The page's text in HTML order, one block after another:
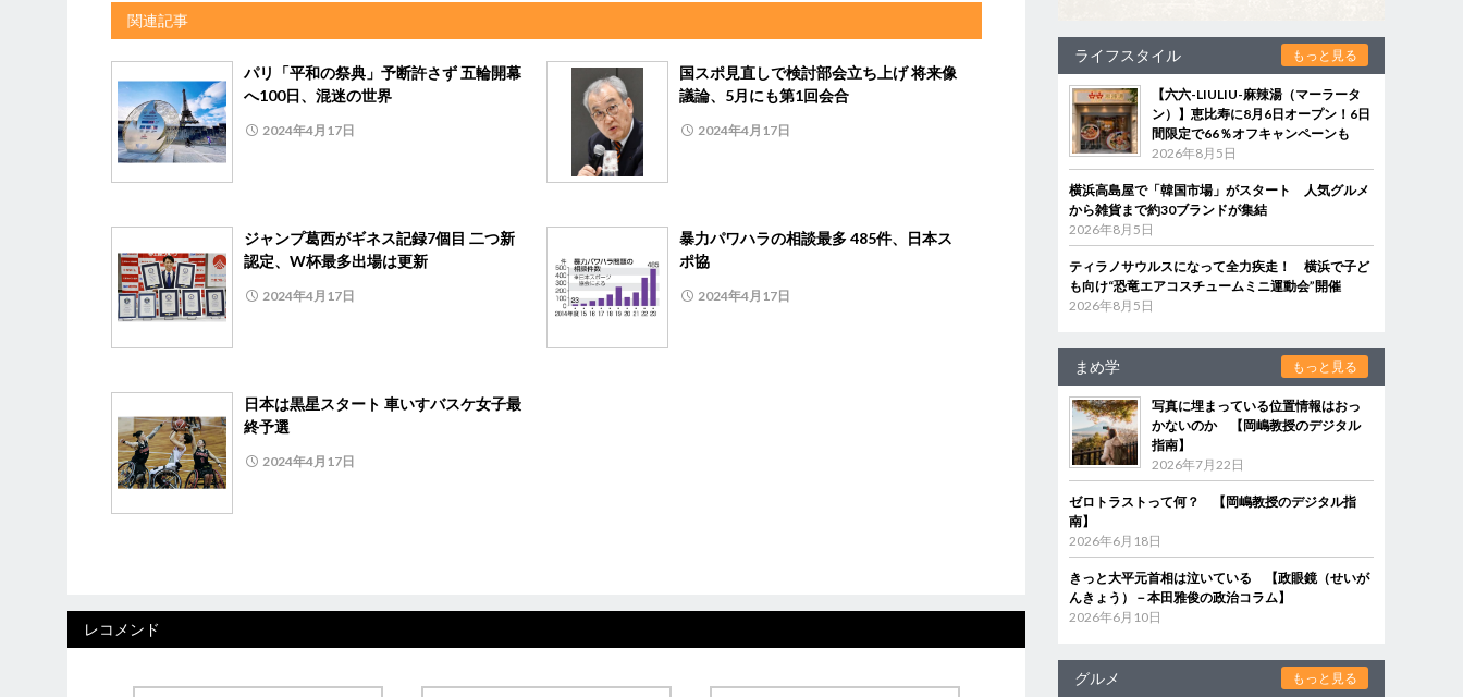
関連記事
パリ「平和の祭典」予断許さず 五輪開幕
へ100日、混迷の世界
2024年4月17日
国スポ見直しで検討部会立ち上げ 将来像
議論、5月にも第1回会合
2024年4月17日
ジャンプ葛西がギネス記録7個目 二つ新
認定、W杯最多出場は更新
2024年4月17日
暴力パワハラの相談最多 485件、日本ス
ポ協
2024年4月17日
日本は黒星スタート 車いすバスケ女子最
終予選
2024年4月17日
レコメンド
ライフスタイル もっと見る
【六六-LIULIU-麻辣湯（マーラータ
ン）】恵比寿に8月6日オープン！6日
間限定で66％オフキャンペーンも
2026年8月5日
横浜高島屋で「韓国市場」がスタート 人気グルメ
から雑貨まで約30ブランドが集結
2026年8月5日
ティラノサウルスになって全力疾走！ 横浜で子ど
も向け“恐竜エアコスチュームミニ運動会”開催
2026年8月5日
まめ学 もっと見る
写真に埋まっている位置情報はおっ
かないのか 【岡嶋教授のデジタル
指南】
2026年7月22日
ゼロトラストって何？ 【岡嶋教授のデジタル指
南】
2026年6月18日
きっと大平元首相は泣いている 【政眼鏡（せいが
んきょう）－本田雅俊の政治コラム】
2026年6月10日
グルメ もっと見る